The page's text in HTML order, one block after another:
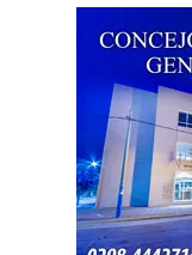
También se
Avenida Viterbori
Gadano; y